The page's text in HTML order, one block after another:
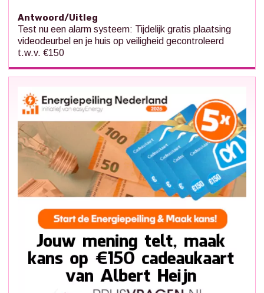
Antwoord/Uitleg
Test nu een alarm systeem: Tijdelijk gratis plaatsing
videodeurbel en je huis op veiligheid gecontroleerd
t.w.v. €150